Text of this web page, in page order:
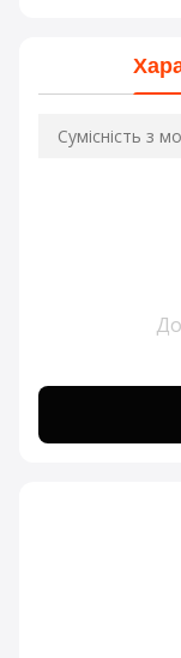
Сумісність з